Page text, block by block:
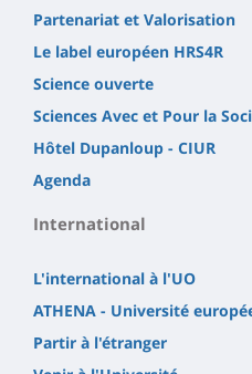
Partenariat et Valorisation
Le label européen HRS4R
Science ouverte
Sciences Avec et Pour la
Hôtel Dupanloup - CIUR
Agenda
International
L'international à l'UO
ATHENA - Université
Partir à l'étranger